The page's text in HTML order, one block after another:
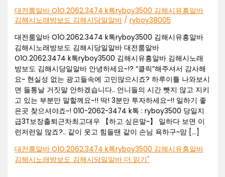
대전룸알바 O1O.2062.3474 k톡ryboy3500 김해시유흥알바
김해시노래방보도 김해시당일알바 /ryboy38005
대전룸알바 O1O.2062.3474 k톡ryboy3500 김해시유흥알바
김해시노래방보도 김해시당일알바 대전룸알바
O1O.2062.3474 k톡ryboy3500 김해시유흥알바 김해시노래
방보도 김해시당일알바 안녕하세요~!? “클릭”해주셔서 감사해
요~ 현실성 없는 광고들속에 고민많으시죠? 하루이틀 나와보시
면 들통날 거짓말 안하겠습니다.. 언니들의 시간 뺏지 않고 지키
고 있는 부분만 말할께요~!! 딱! 3분만 투자하세요~!! 일하기 좋
은곳 찾으셔야죠~! 010-2062-3474 k톡 : ryboy3500 당일지
급3T보장출퇴근차최고대우 【하고 싶은말~】 일하다 보면 이
런저런일 많죠?.. 같이 웃고 힘들땐 같이 손님 욕하구~맘 […]
대전룸알바 O1O.2062.3474 k톡ryboy3500 김해시유흥알바
김해시노래방보도 김해시당일알바 더 읽기"